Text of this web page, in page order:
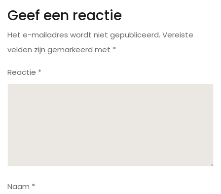
Geef een reactie
Het e-mailadres wordt niet gepubliceerd. Vereiste
velden zijn gemarkeerd met *
Reactie *
Naam *